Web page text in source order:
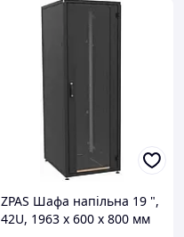
ZPAS Шафа напільна 19 ",
42U, 1963 х 600 х 800 мм